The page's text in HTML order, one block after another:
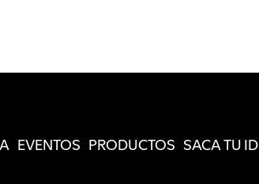
EVENTOS PRODUCTOS SACA TU ID